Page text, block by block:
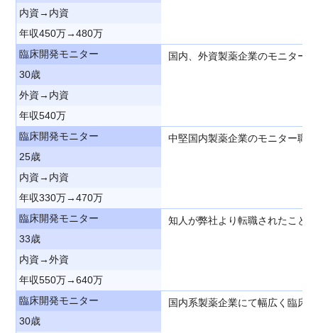
内資→内資
年収450万→480万
臨床開発モニター
国内、外資製薬企業のモニター
30歳
外資→内資
年収540万
臨床開発モニター
中堅国内製薬企業のモニター職
25歳
内資→内資
年収330万→470万
臨床開発モニター
知人が弊社より転職されたこと
33歳
内資→外資
年収550万→640万
臨床開発モニター
国内系製薬企業にて幅広く臨床
30歳